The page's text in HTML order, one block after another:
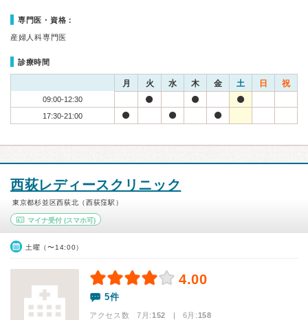
専門医・資格：
産婦人科専門医
診療時間
月 火 水 木 金 土 日 祝
09:00-12:30
17:30-21:00
西荻レディースクリニック
東京都杉並区西荻北（西荻窪駅）
マイナ受付 (スマホ可)
土曜（〜14:00）
4.00
5件
アクセス数 7月:152 | 6月:158